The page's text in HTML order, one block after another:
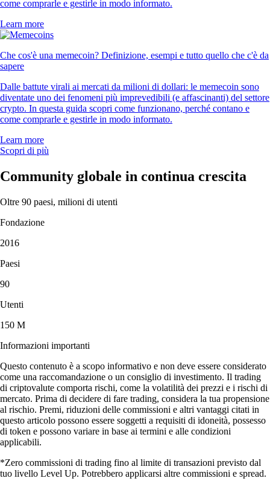
come comprarle e gestirle in modo informato.
Learn more
Che cos'è una memecoin? Definizione, esempi e tutto quello che c'è da
sapere
Dalle battute virali ai mercati da milioni di dollari: le memecoin sono
diventate uno dei fenomeni più imprevedibili (e affascinanti) del settore
crypto. In questa guida scopri come funzionano, perché contano e
come comprarle e gestirle in modo informato.
Learn more
Scopri di più
Community globale in continua crescita
Oltre 90 paesi, milioni di utenti
Fondazione
2016
Paesi
90
Utenti
150 M
Informazioni importanti
Questo contenuto è a scopo informativo e non deve essere considerato
come una raccomandazione o un consiglio di investimento. Il trading
di criptovalute comporta rischi, come la volatilità dei prezzi e i rischi di
mercato. Prima di decidere di fare trading, considera la tua propensione
al rischio. Premi, riduzioni delle commissioni e altri vantaggi citati in
questo articolo possono essere soggetti a requisiti di idoneità, possesso
di token e possono variare in base ai termini e alle condizioni
applicabili.
*Zero commissioni di trading fino al limite di transazioni previsto dal
tuo livello Level Up. Potrebbero applicarsi altre commissioni e spread.